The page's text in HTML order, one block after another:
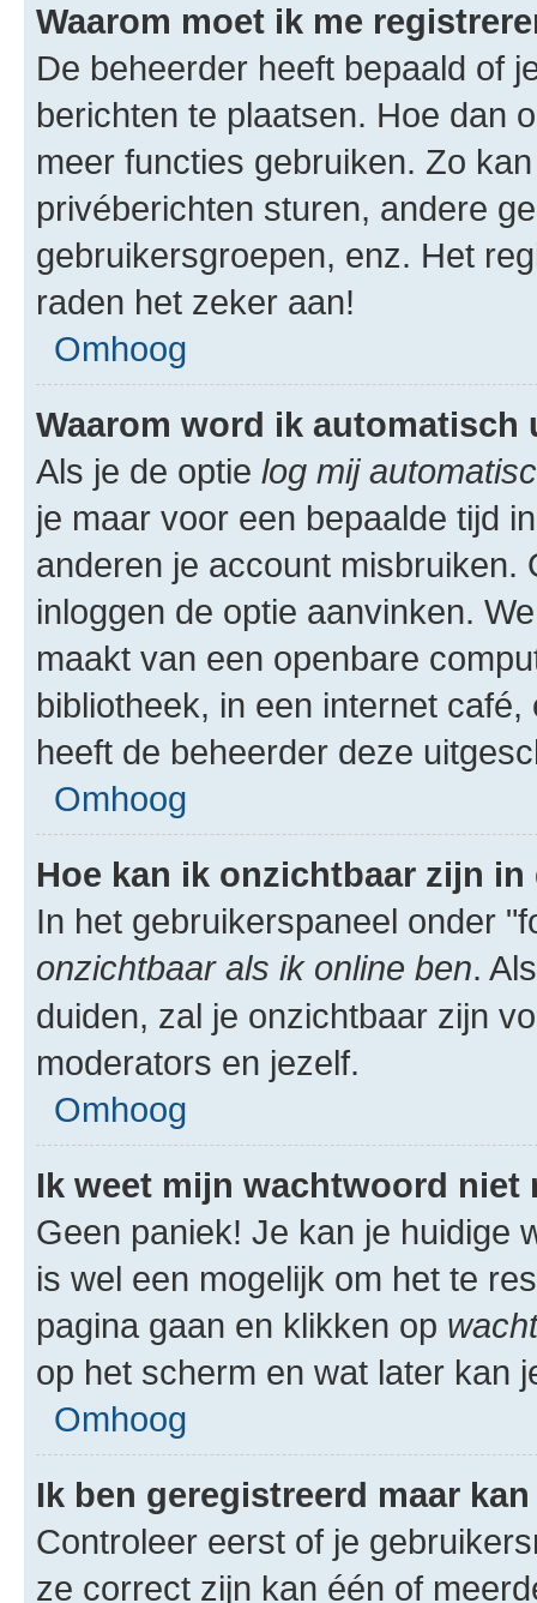
Waarom moet ik me
De beheerder heeft bepaald of
berichten te plaatsen. Hoe dan
meer functies gebruiken. Zo
privéberichten sturen, andere
gebruikersgroepen, enz. Het
raden het zeker aan!
Omhoog
Waarom word ik automatisch
Als je de optie log mij
je maar voor een bepaalde tijd
anderen je account misbruiken.
inloggen de optie aanvinken.
maakt van een openbare
bibliotheek, in een internet
heeft de beheerder deze
Omhoog
Hoe kan ik onzichtbaar zijn
In het gebruikerspaneel onder
onzichtbaar als ik online ben.
duiden, zal je onzichtbaar zijn
moderators en jezelf.
Omhoog
Ik weet mijn wachtwoord niet
Geen paniek! Je kan je huidige
is wel een mogelijk om het te
pagina gaan en klikken op
op het scherm en wat later kan
Omhoog
Ik ben geregistreerd maar
Controleer eerst of je
ze correct zijn kan één of